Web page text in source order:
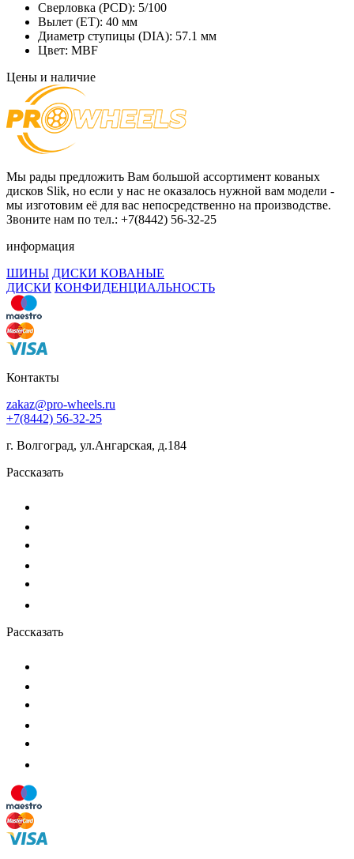
Сверловка (PCD): 5/100
Вылет (ET): 40 мм
Диаметр ступицы (DIA): 57.1 мм
Цвет: MBF
Цены и наличие
Мы рады предложить Вам большой ассортимент кованых
дисков Slik, но если у нас не оказалось нужной вам модели -
мы изготовим её для вас непосредственно на производстве.
Звоните нам по тел.: +7(8442) 56-32-25
информация
ШИНЫ ДИСКИ КОВАНЫЕ
ДИСКИ КОНФИДЕНЦИАЛЬНОСТЬ
Контакты
zakaz@pro-wheels.ru
+7(8442) 56-32-25
г. Волгоград, ул.Ангарская, д.184
Рассказать
Рассказать